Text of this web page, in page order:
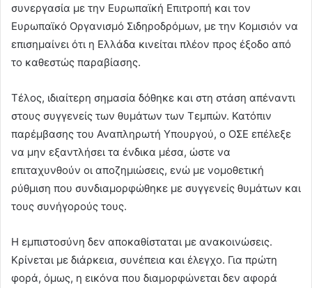
συνεργασία με την Ευρωπαϊκή Επιτροπή και τον
Ευρωπαϊκό Οργανισμό Σιδηροδρόμων, με την Κομισιόν να
επισημαίνει ότι η Ελλάδα κινείται πλέον προς έξοδο από
το καθεστώς παραβίασης.
Τέλος, ιδιαίτερη σημασία δόθηκε και στη στάση απέναντι
στους συγγενείς των θυμάτων των Τεμπών. Κατόπιν
παρέμβασης του Αναπληρωτή Υπουργού, ο ΟΣΕ επέλεξε
να μην εξαντλήσει τα ένδικα μέσα, ώστε να
επιταχυνθούν οι αποζημιώσεις, ενώ με νομοθετική
ρύθμιση που συνδιαμορφώθηκε με συγγενείς θυμάτων και
τους συνήγορούς τους.
Η εμπιστοσύνη δεν αποκαθίσταται με ανακοινώσεις.
Κρίνεται με διάρκεια, συνέπεια και έλεγχο. Για πρώτη
φορά, όμως, η εικόνα που διαμορφώνεται δεν αφορά